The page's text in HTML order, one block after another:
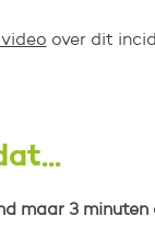
over dit
maar 3